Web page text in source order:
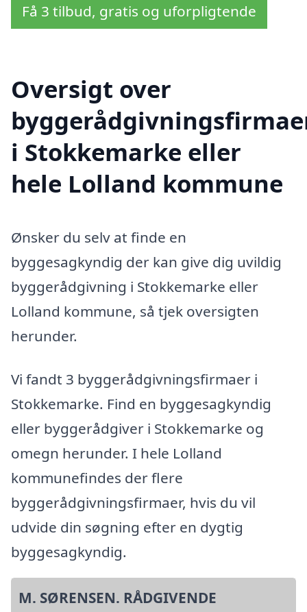
Få 3 tilbud, gratis og uforpligtende
Oversigt over
i Stokkemarke eller
hele Lolland kommune
Ønsker du selv at finde en
byggesagkyndig der kan give dig uvildig
byggerådgivning i Stokkemarke eller
Lolland kommune, så tjek oversigten
herunder.
Vi fandt 3 byggerådgivningsfirmaer i
Stokkemarke. Find en byggesagkyndig
eller byggerådgiver i Stokkemarke og
omegn herunder. I hele Lolland
kommunefindes der flere
byggerådgivningsfirmaer, hvis du vil
udvide din søgning efter en dygtig
byggesagkyndig.
M. SØRENSEN. RÅDGIVENDE